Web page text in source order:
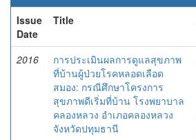
Issue
Date
Title
2016
การประเมินผลการดูแลสุขภาพ
ที่บ้านผู้ป่วยโรคหลอดเลือด
สมอง: กรณีศึกษาโครงการ
สุขภาพดีเริ่มที่บ้าน โรงพยาบาล
คลองหลวง อำเภอคลองหลวง
จังหวัดปทุมธานี